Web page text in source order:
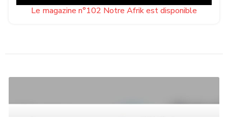
Le magazine n°102 Notre Afrik est disponible